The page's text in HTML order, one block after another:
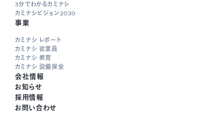
3分でわかるカミナシ
カミナシビジョン2030
事業
カミナシ レポート
カミナシ 従業員
カミナシ 教育
カミナシ 設備保全
会社情報
お知らせ
採用情報
お問い合わせ